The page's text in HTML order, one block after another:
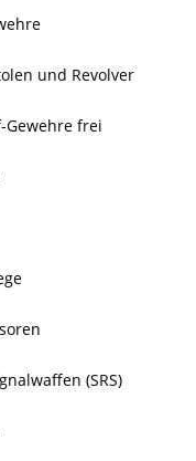
und Revolver
Gewehre frei
(SRS)